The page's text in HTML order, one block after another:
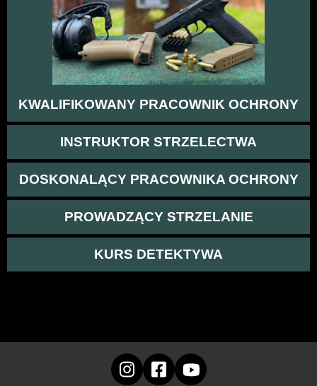
KWALIFIKOWANY PRACOWNIK OCHRONY
INSTRUKTOR STRZELECTWA
DOSKONALĄCY PRACOWNIKA OCHRONY
PROWADZĄCY STRZELANIE
KURS DETEKTYWA